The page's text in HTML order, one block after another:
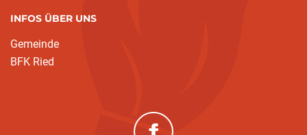
INFOS ÜBER UNS
Gemeinde
BFK Ried